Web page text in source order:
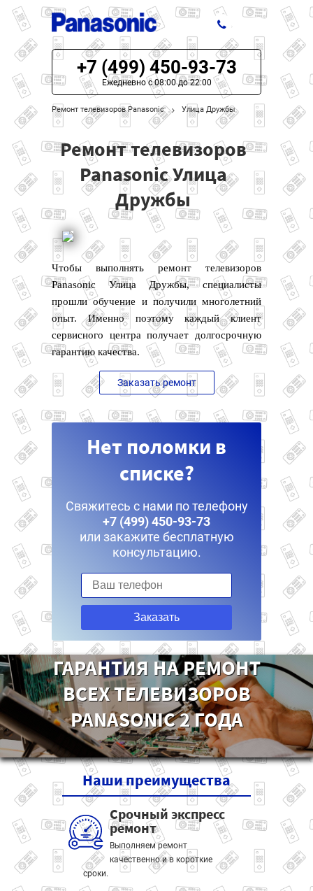
ЦЕНЫ НА РЕМОНТ
О СЕРВИСЕ
МОДЕЛИ PANASONIC
НАШИ КОНТАКТЫ
+7 (499) 450-93-73
Ежедневно с 08:00 до 22:00
Ремонт телевизоров Panasonic Улица Дружбы
Ремонт телевизоров
Panasonic Улица
Дружбы
Чтобы выполнять ремонт телевизоров
Panasonic Улица Дружбы, специалисты
прошли обучение и получили многолетний
опыт. Именно поэтому каждый клиент
сервисного центра получает долгосрочную
гарантию качества.
Заказать ремонт
Нет поломки в
списке?
Свяжитесь с нами по телефону
+7 (499) 450-93-73
или закажите бесплатную
консультацию.
Заказать
ГАРАНТИЯ НА РЕМОНТ
ВСЕХ ТЕЛЕВИЗОРОВ
PANASONIC 2 ГОДА
Нашипреимущества
Срочный экспресс
ремонт
Выполняем ремонт
качественно и в короткие
сроки.